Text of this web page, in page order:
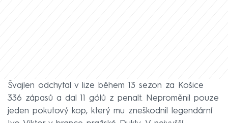
Švajlen odchytal v lize během 13 sezon za Košice
336 zápasů a dal 11 gólů z penalt. Neproměnil pouze
jeden pokutový kop, který mu zneškodnil legendární